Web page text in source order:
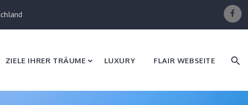
ZIELE IHRER TRÄUME LUXURY FLAIR WEBSEITE